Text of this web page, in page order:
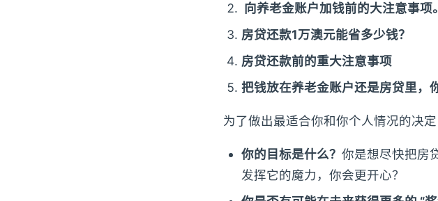
向养老金账户加钱前的大注意事项。
房贷还款1万澳元能省多少钱？
房贷还款前的重大注意事项
把钱放在养老金账户还是房贷里，
为了做出最适合你和你个人情况的决定
你的目标是什么？ 你是想尽快把房
发挥它的魔力，你会更开心？